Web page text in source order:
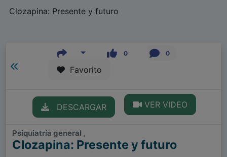
Clozapina: Presente y futuro
0 0
Favorito
DESCARGAR VER VIDEO
Psiquiatría general ,
Clozapina: Presente y futuro